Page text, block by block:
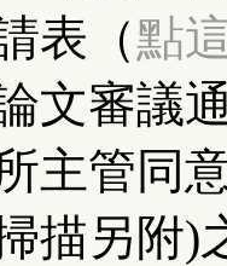
表（點
文審議
主管同
描另附)